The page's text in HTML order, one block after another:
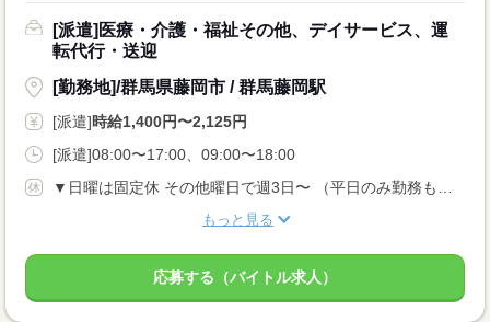
[派遣]医療・介護・福祉その他、デイサービス、運
転代行・送迎
[勤務地]/群馬県藤岡市 / 群馬藤岡駅
[派遣]時給1,400円〜2,125円
[派遣]08:00〜17:00、09:00〜18:00
もっと見る
応募する（バイトル求人）